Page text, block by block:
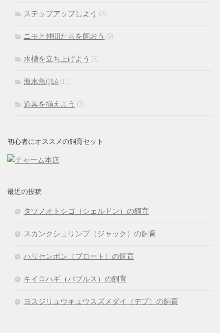
ステップアップしよう (2)
ニモと仲間たちを飼おう (9)
水槽を立ち上げよう (3)
海水魚Q&A (11)
道具を揃えよう (3)
初心者にオススメの飼育セット
最近の投稿
タツノオトシゴ（シェルドン）の飼育
スカンクシュリンプ（ジャック）の飼育
ハリセンボン（ブロート）の飼育
キイロハギ（バブルス）の飼育
ヨスジリュウキュウスズメダイ（デブ）の飼育